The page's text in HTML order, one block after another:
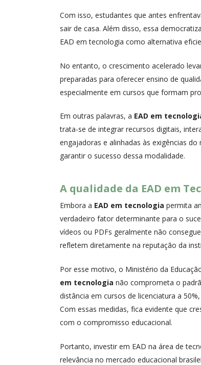
Com isso, estudantes que antes
sair de casa. Além disso, essa
EAD em tecnologia como alternativa
No entanto, o crescimento acelerado
preparadas para oferecer ensino de
especialmente em cursos que formam
Em outras palavras, a EAD em
trata-se de integrar recursos digitais,
engajadoras e alinhadas às exigências
garantir o sucesso dessa modalidade.
A qualidade da EAD em
Embora a EAD em tecnologia permita
verdadeiro fator determinante para o
vídeos ou PDFs geralmente não
refletem diretamente na reputação da
Por esse motivo, o Ministério da
em tecnologia não comprometa o
distância em cursos de licenciatura a
Com essas medidas, fica evidente que
com o compromisso educacional.
Portanto, investir em EAD na área de
relevância no mercado educacional